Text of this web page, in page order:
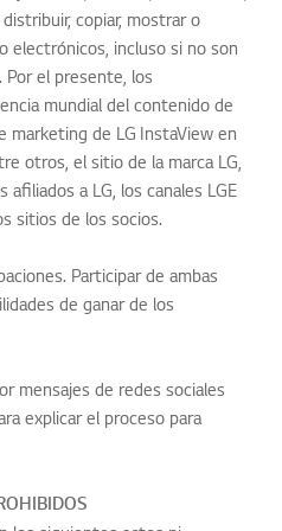
copiar, mostrar o
electrónicos, incluso si no son
Por el presente, los
mundial del contenido de
marketing de LG InstaView en
otros, el sitio de la marca LG,
afiliados a LG, los canales LGE
sitios de los socios.
Participar de ambas
de ganar de los
mensajes de redes sociales
explicar el proceso para